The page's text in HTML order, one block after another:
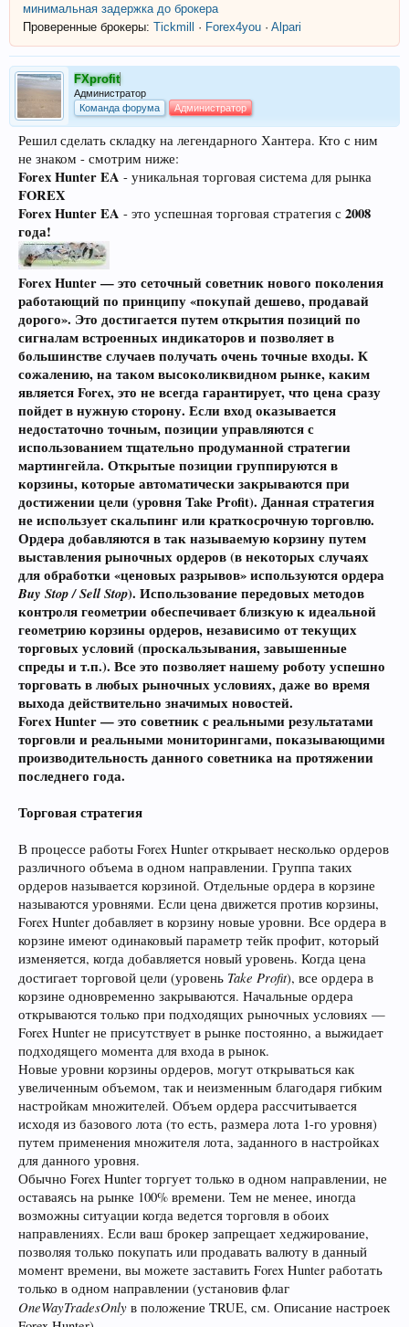
минимальная задержка до брокера
Проверенные брокеры: Tickmill · Forex4you · Alpari
FXprofit
Администратор
Команда форума
Администратор
Решил сделать складку на легендарного Хантера. Кто с ним
не знаком - смотрим ниже:
Forex Hunter EA - уникальная торговая система для рынка
FOREX
Forex Hunter EA - это успешная торговая стратегия с 2008
года!
Forex Hunter— это сеточный советник нового поколения
работающий по принципу «покупай дешево, продавай
дорого». Это достигается путем открытия позиций по
сигналам встроенных индикаторов и позволяет в
большинстве случаев получать очень точные входы. К
сожалению, на таком высоколиквидном рынке, каким
является Forex, это не всегда гарантирует, что цена сразу
пойдет в нужную сторону. Если вход оказывается
недостаточно точным, позиции управляются с
использованием тщательно продуманной стратегии
мартингейла. Открытые позиции группируются в
корзины, которые автоматически закрываются при
достижении цели (уровня Take Profit). Данная стратегия
не использует скальпинг или краткосрочную торговлю.
Ордера добавляются в так называемую корзину путем
выставления рыночных ордеров (в некоторых случаях
для обработки «ценовых разрывов» используются ордера
Buy Stop / Sell Stop). Использование передовых методов
контроля геометрии обеспечивает близкую к идеальной
геометрию корзины ордеров, независимо от текущих
торговых условий (проскальзывания, завышенные
спреды и т.п.). Все это позволяет нашему роботу успешно
торговать в любых рыночных условиях, даже во время
выхода действительно значимых новостей.
Forex Hunter — это советник с реальными результатами
торговли и реальными мониторингами, показывающими
производительность данного советника на протяжении
последнего года.
Торговая стратегия
В процессе работы Forex Hunter открывает несколько ордеров
различного объема в одном направлении. Группа таких
ордеров называется корзиной. Отдельные ордера в корзине
называются уровнями. Если цена движется против корзины,
Forex Hunter добавляет в корзину новые уровни. Все ордера в
корзине имеют одинаковый параметр тейк профит, который
изменяется, когда добавляется новый уровень. Когда цена
достигает торговой цели (уровень Take Profit), все ордера в
корзине одновременно закрываются. Начальные ордера
открываются только при подходящих рыночных условиях —
Forex Hunter не присутствует в рынке постоянно, а выжидает
подходящего момента для входа в рынок.
Новые уровни корзины ордеров, могут открываться как
увеличенным объемом, так и неизменным благодаря гибким
настройкам множителей. Объем ордера рассчитывается
исходя из базового лота (то есть, размера лота 1-го уровня)
путем применения множителя лота, заданного в настройках
для данного уровня.
Обычно Forex Hunter торгует только в одном направлении, не
оставаясь на рынке 100% времени. Тем не менее, иногда
возможны ситуации когда ведется торговля в обоих
направлениях. Если ваш брокер запрещает хеджирование,
позволяя только покупать или продавать валюту в данный
момент времени, вы можете заставить Forex Hunter работать
только в одном направлении (установив флаг
OneWayTradesOnly в положение TRUE, см. Описание настроек